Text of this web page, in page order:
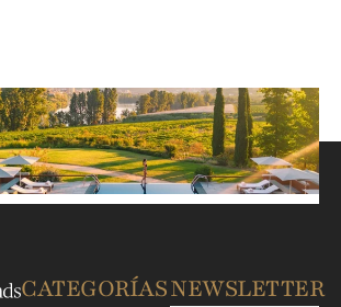
CATEGORÍASNEWSLETTER